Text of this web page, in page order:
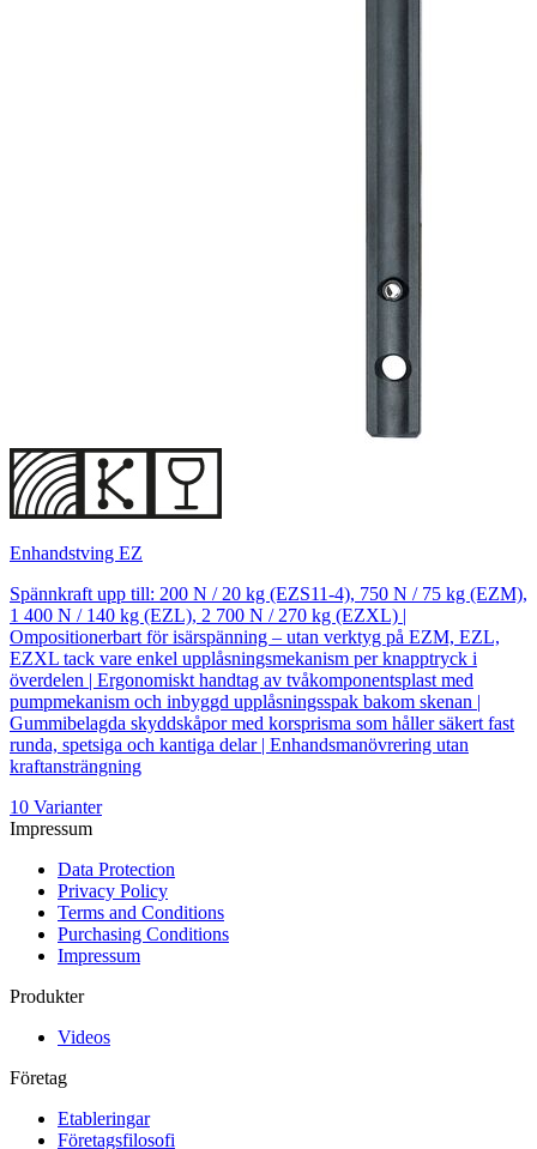
Enhandstving EZ
Spännkraft upp till: 200 N / 20 kg (EZS11-4), 750 N / 75 kg (EZM),
1 400 N / 140 kg (EZL), 2 700 N / 270 kg (EZXL) |
Ompositionerbart för isärspänning – utan verktyg på EZM, EZL,
EZXL tack vare enkel upplåsningsmekanism per knapptryck i
överdelen | Ergonomiskt handtag av tvåkomponentsplast med
pumpmekanism och inbyggd upplåsningsspak bakom skenan |
Gummibelagda skyddskåpor med korsprisma som håller säkert fast
runda, spetsiga och kantiga delar | Enhandsmanövrering utan
kraftansträngning
10 Varianter
Impressum
Data Protection
Privacy Policy
Terms and Conditions
Purchasing Conditions
Impressum
Produkter
Videos
Företag
Etableringar
Företagsfilosofi